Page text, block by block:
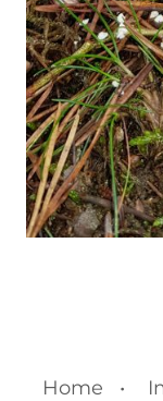
Home •